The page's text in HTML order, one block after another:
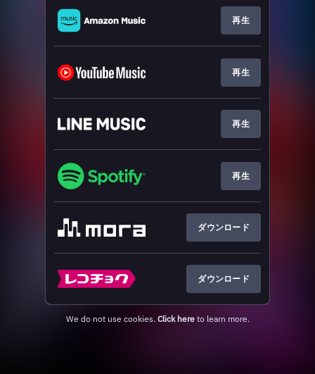
再生
再生
再生
再生
ダウンロード
ダウンロード
We do not use cookies. Click here to learn more.